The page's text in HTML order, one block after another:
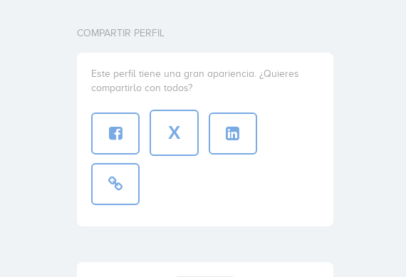
COMPARTIR PERFIL
Este perfil tiene una gran apariencia. ¿Quieres
compartirlo con todos?
X